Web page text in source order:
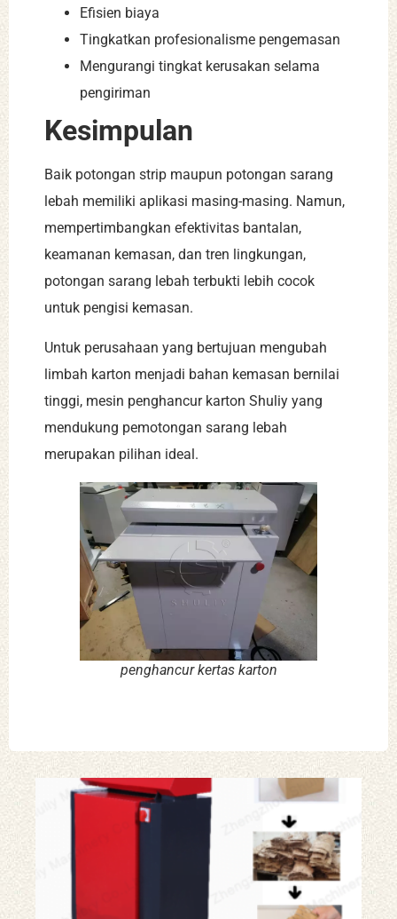
Efisien biaya
Tingkatkan profesionalisme pengemasan
Mengurangi tingkat kerusakan selama
pengiriman
Kesimpulan
Baik potongan strip maupun potongan sarang
lebah memiliki aplikasi masing-masing. Namun,
mempertimbangkan efektivitas bantalan,
keamanan kemasan, dan tren lingkungan,
potongan sarang lebah terbukti lebih cocok
untuk pengisi kemasan.
Untuk perusahaan yang bertujuan mengubah
limbah karton menjadi bahan kemasan bernilai
tinggi, mesin penghancur karton Shuliy yang
mendukung pemotongan sarang lebah
merupakan pilihan ideal.
penghancur kertas karton